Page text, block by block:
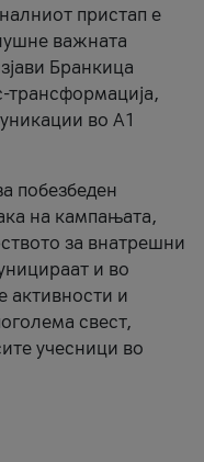
пристап е
важната
Бранкица
трансформација,
во А1
побезбеден
на кампањата,
за внатрешни
и во
активности и
свест,
учесници во